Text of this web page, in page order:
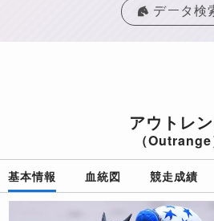
データ検
アウトレ
（Outrange
基本情報 血統図 競走成績